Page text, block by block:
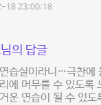
18 23:00:18
의 답글
습실이라니…극찬에
에 머무를 수 있도록
운 연습이 될 수 있